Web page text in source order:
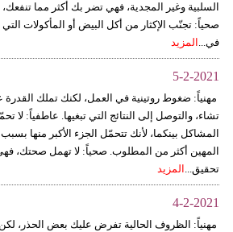
السلبية وغير المجدية، فهي تضر بك أكثر مما تنفعك،
صحياً: تجنّب الإكثار من أكل البيض أو المأكولات
في... المزيد
5-2-2021
مهنياً: ضغوط روتينية في العمل، لكنك تملك القدرة
تشاء، والتوصل إلى النتائج التي تبغيها. عاطفياً: لا
المشاكل بينكما، لأنك تتحمّل الجزء الأكبر منها
المهين أكثر من المطلوب. صحياً: لا تهمل صحتك،
تحقيق... المزيد
4-2-2021
مهنياً: الظروف الحالية تفرض عليك بعض الحذر،